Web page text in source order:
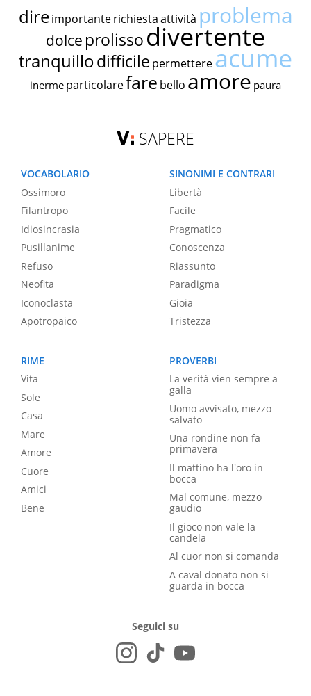
dire importante richiestaattività problema
dolce prolissodivertente
tranquillodifficile permettereacume
inerme particolarefare bello amore paura
SAPERE
VOCABOLARIO
Ossimoro
Filantropo
Idiosincrasia
Pusillanime
Refuso
Neofita
Iconoclasta
Apotropaico
SINONIMI E CONTRARI
Libertà
Facile
Pragmatico
Conoscenza
Riassunto
Paradigma
Gioia
Tristezza
RIME
Vita
Sole
Casa
Mare
Amore
Cuore
Amici
Bene
PROVERBI
La verità vien sempre a
galla
Uomo avvisato, mezzo
salvato
Una rondine non fa
primavera
Il mattino ha l'oro in
bocca
Mal comune, mezzo
gaudio
Il gioco non vale la
candela
Al cuor non si comanda
A caval donato non si
guarda in bocca
Seguici su